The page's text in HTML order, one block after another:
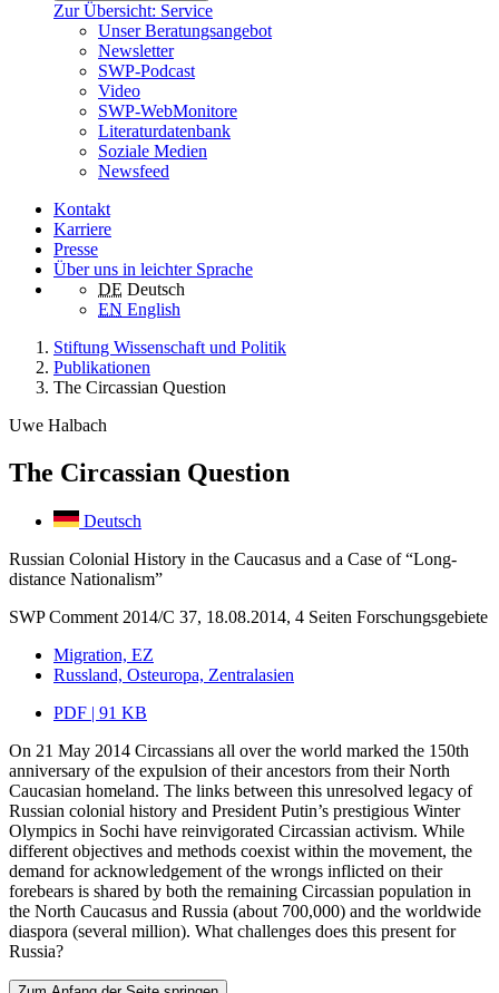
Zur Übersicht: Service
Unser Beratungsangebot
Newsletter
SWP-Podcast
Video
SWP-WebMonitore
Literaturdatenbank
Soziale Medien
Newsfeed
Kontakt
Karriere
Presse
Über uns in leichter Sprache
DE Deutsch
EN English
Stiftung Wissenschaft und Politik
Publikationen
The Circassian Question
Uwe Halbach
The Circassian Question
Deutsch
Russian Colonial History in the Caucasus and a Case of “Long-
distance Nationalism”
SWP Comment 2014/C 37, 18.08.2014, 4 Seiten Forschungsgebiete
Migration, EZ
Russland, Osteuropa, Zentralasien
PDF | 91 KB
On 21 May 2014 Circassians all over the world marked the 150th
anniversary of the expulsion of their ancestors from their North
Caucasian homeland. The links between this unresolved legacy of
Russian colonial history and President Putin’s prestigious Winter
Olympics in Sochi have reinvigorated Circassian activism. While
different objectives and methods coexist within the movement, the
demand for acknowledgement of the wrongs inflicted on their
forebears is shared by both the remaining Circassian population in
the North Caucasus and Russia (about 700,000) and the worldwide
diaspora (several million). What challenges does this present for
Russia?